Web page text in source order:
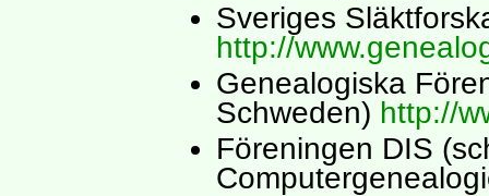
Sveriges
http://
Genealogiska
Schweden) http://
Föreningen DIS